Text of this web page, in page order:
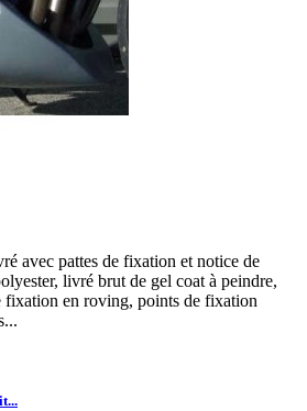
avec pattes de fixation et notice de
livré brut de gel coat à peindre,
fixation en roving, points de fixation